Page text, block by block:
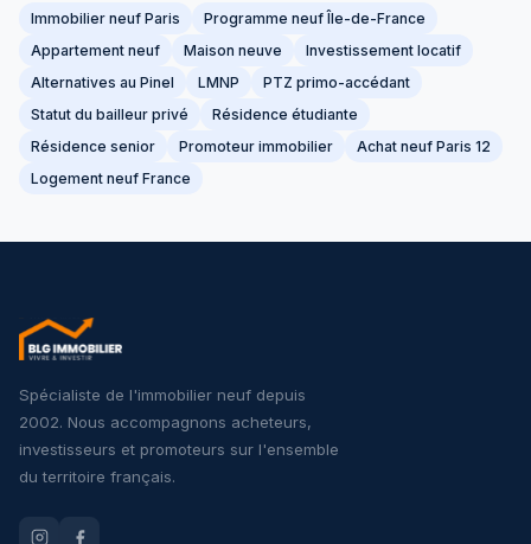
Immobilier neuf Paris
Programme neuf Île-de-France
Appartement neuf
Maison neuve
Investissement locatif
Alternatives au Pinel
LMNP
PTZ primo-accédant
Statut du bailleur privé
Résidence étudiante
Résidence senior
Promoteur immobilier
Achat neuf Paris 12
Logement neuf France
Spécialiste de l'immobilier neuf depuis
2002. Nous accompagnons acheteurs,
investisseurs et promoteurs sur l'ensemble
du territoire français.